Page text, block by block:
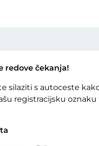
redove čekanja!
silaziti s autoceste
registracijsku